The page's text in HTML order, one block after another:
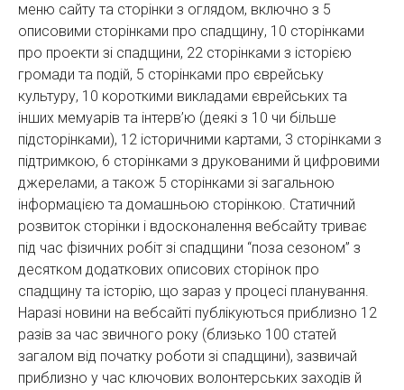
меню сайту та сторінки з оглядом, включно з 5
описовими сторінками про спадщину, 10 сторінками
про проекти зі спадщини, 22 сторінками з історією
громади та подій, 5 сторінками про єврейську
культуру, 10 короткими викладами єврейських та
інших мемуарів та інтерв’ю (деякі з 10 чи більше
підсторінками), 12 історичними картами, 3 сторінками з
підтримкою, 6 сторінками з друкованими й цифровими
джерелами, а також 5 сторінками зі загальною
інформацією та домашньою сторінкою. Статичний
розвиток сторінки і вдосконалення вебсайту триває
під час фізичних робіт зі спадщини “поза сезоном” з
десятком додаткових описових сторінок про
спадщину та історію, що зараз у процесі планування.
Наразі новини на вебсайті публікуються приблизно 12
разів за час звичного року (близько 100 статей
загалом від початку роботи зі спадщини), зазвичай
приблизно у час ключових волонтерських заходів й